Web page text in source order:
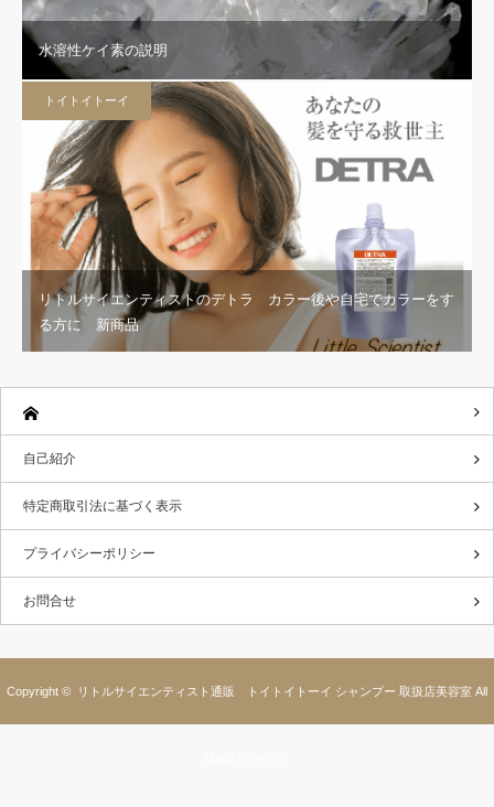
水溶性ケイ素の説明
トイトイトーイ
リトルサイエンティストのデトラ カラー後や自宅でカラーをす
る方に 新商品
自己紹介
特定商取引法に基づく表示
プライバシーポリシー
お問合せ
Copyright © リトルサイエンティスト通販 トイトイトーイ シャンプー 取扱店美容室 All